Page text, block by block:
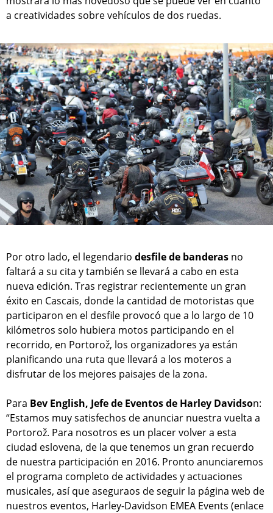
a creatividades sobre vehículos de dos ruedas.
Por otro lado, el legendario desfile de banderas no
faltará a su cita y también se llevará a cabo en esta
nueva edición. Tras registrar recientemente un gran
éxito en Cascais, donde la cantidad de motoristas que
participaron en el desfile provocó que a lo largo de 10
kilómetros solo hubiera motos participando en el
recorrido, en Portorož, los organizadores ya están
planificando una ruta que llevará a los moteros a
disfrutar de los mejores paisajes de la zona.
Para Bev English, Jefe de Eventos de Harley Davidson:
“Estamos muy satisfechos de anunciar nuestra vuelta a
Portorož. Para nosotros es un placer volver a esta
ciudad eslovena, de la que tenemos un gran recuerdo
de nuestra participación en 2016. Pronto anunciaremos
el programa completo de actividades y actuaciones
musicales, así que aseguraos de seguir la página web de
nuestros eventos, Harley-Davidson EMEA Events (enlace